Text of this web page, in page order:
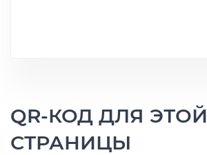
QR-КОД ДЛЯ ЭТОЙ
СТРАНИЦЫ